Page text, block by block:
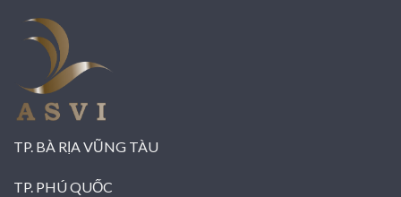
TP. BÀ RỊA VŨNG TÀU
TP. PHÚ QUỐC